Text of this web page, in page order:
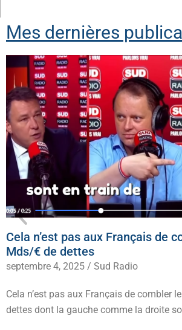
Mes dernières
Cela n’est pas aux Français de
Mds/€ de dettes
septembre 4, 2025 / Sud Radio
Cela n’est pas aux Français de combler
dettes dont la gauche comme la droite